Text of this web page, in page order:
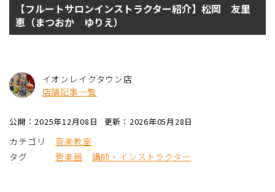
【フルートサロンインストラクター紹介】松岡 友里
恵（まつおか ゆりえ）
イオンレイクタウン店
店舗記事一覧
公開：2025年12月08日 更新：2026年05月28日
カテゴリ
音楽教室
タグ
管楽器 講師・インストラクター